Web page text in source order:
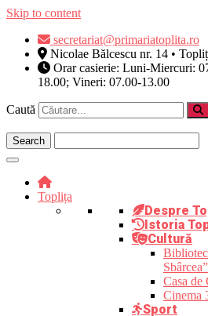
Skip to content
secretariat@primariatoplita.ro
Nicolae Bălcescu nr. 14 •
Orar casierie: Luni-Miercuri:
18.00; Vineri: 07.00-13.00
Caută
Toplița
Despre
Istoria
Cultură
Sbârcea”
Casa de
Cinema
Sport